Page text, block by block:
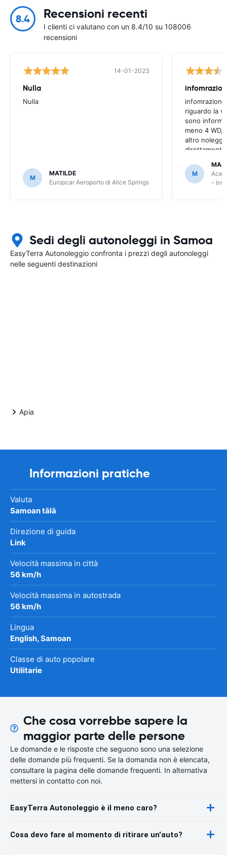
8.4 Recensioni recenti
I clienti ci valutano con un 8.4/10 su 108006
recensioni
14-01-2023
Nulla
Nulla
M
MATILDE
Europcar Aeroporto di Alice Springs
infomrazioni
riguardo la
sono
meno 4 WD,
altro
direttamente
M
Ace
-
Sedi degli autonoleggi in Samoa
EasyTerra Autonoleggio confronta i prezzi degli autonoleggi
nelle seguenti destinazioni
Apia
Informazioni pratiche
Valuta
Samoan tālā
Direzione di guida
Link
Velocità massima in città
56 km/h
Velocità massima in autostrada
56 km/h
Lingua
English, Samoan
Classe di auto popolare
Utilitarie
Che cosa vorrebbe sapere la
maggior parte delle persone
Le domande e le risposte che seguono sono una selezione
delle domande più frequenti. Se la domanda non è elencata,
consultare la pagina delle domande frequenti. In alternativa
mettersi in contatto con noi.
EasyTerra Autonoleggio è il meno caro?
Cosa devo fare al momento di ritirare un'auto?